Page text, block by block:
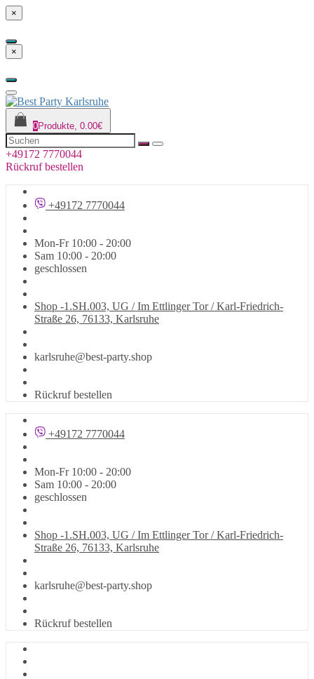
×
×
0Produkte, 0.00€
+49172 7770044
Rückruf bestellen
+49172 7770044
Mon-Fr 10:00 - 20:00
Sam 10:00 - 20:00
geschlossen
Shop -1.SH.003, UG / Im Ettlinger Tor / Karl-Friedrich-
Straße 26, 76133, Karlsruhe
karlsruhe@best-party.shop
Rückruf bestellen
+49172 7770044
Mon-Fr 10:00 - 20:00
Sam 10:00 - 20:00
geschlossen
Shop -1.SH.003, UG / Im Ettlinger Tor / Karl-Friedrich-
Straße 26, 76133, Karlsruhe
karlsruhe@best-party.shop
Rückruf bestellen